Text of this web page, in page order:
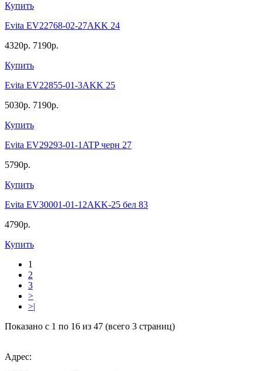
Купить
Evita EV22768-02-27AKK 24
4320р. 7190р.
Купить
Evita EV22855-01-3AKK 25
5030р. 7190р.
Купить
Evita EV29293-01-1ATP черн 27
5790р.
Купить
Evita EV30001-01-12AKK-25 бел 83
4790р.
Купить
1
2
3
>
>|
Показано с 1 по 16 из 47 (всего 3 страниц)
Адрес: